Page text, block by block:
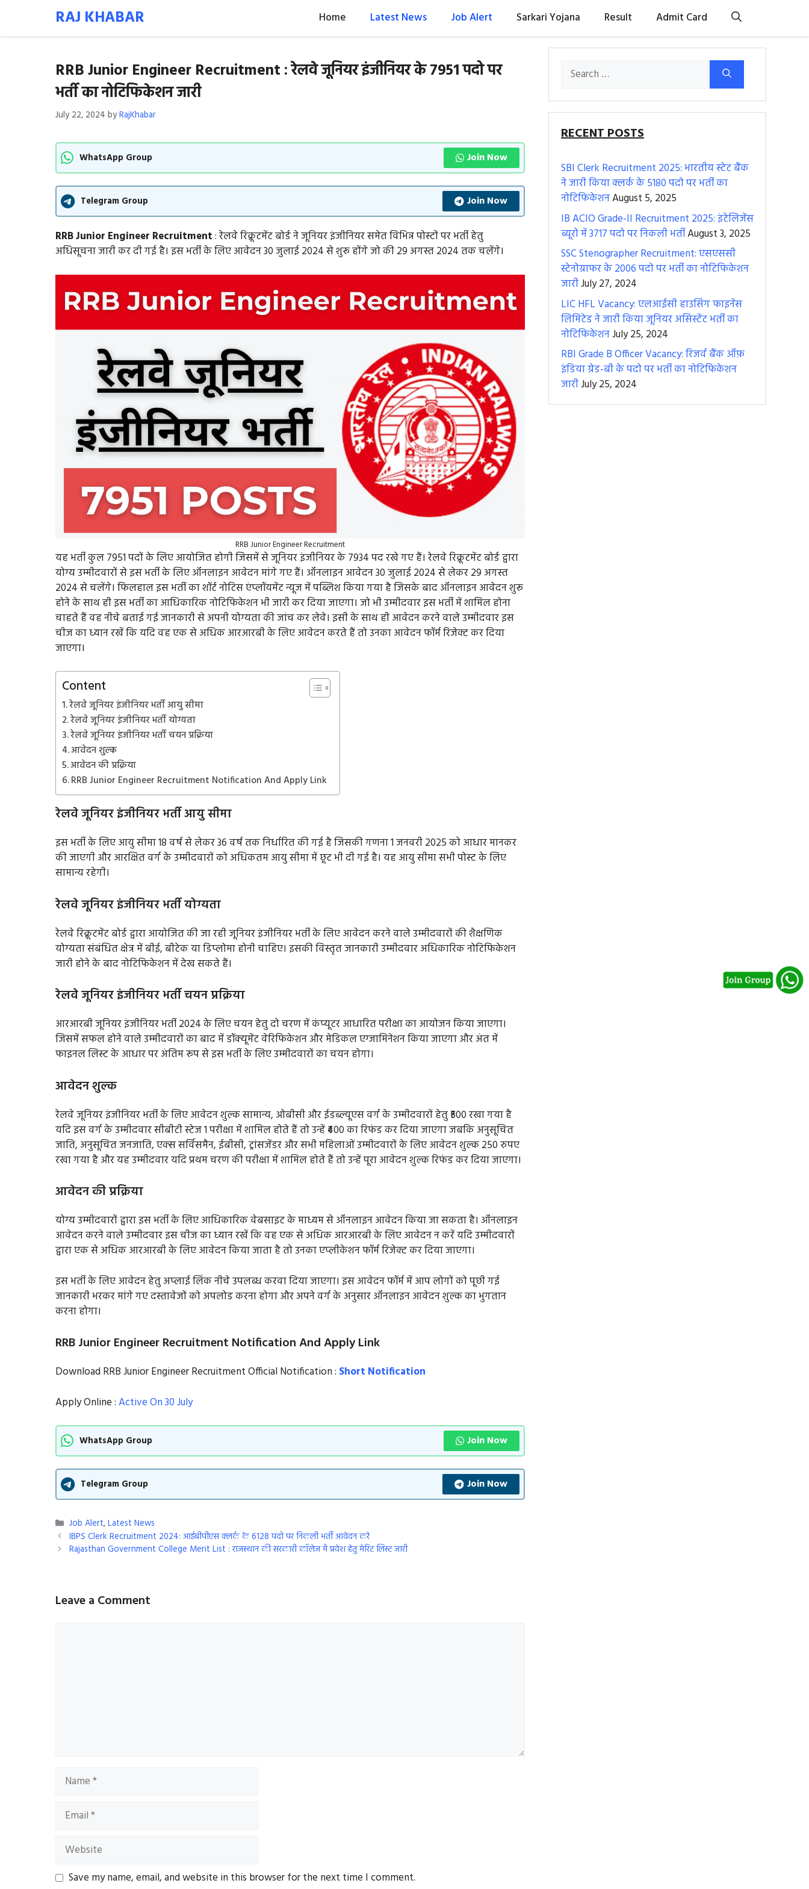
content
RAJ KHABAR Home Latest News Job Alert Sarkari Yojana Result Admit Card
RRB Junior Engineer Recruitment : रेलवे जूनियर इंजीनियर के 7951 पदो पर
भर्ती का नोटिफिकेशन जारी
July 22, 2024 byRajKhabar
WhatsApp Group Join Now
Telegram Group Join Now
RRB Junior Engineer Recruitment: रेलवे रिक्रूटमेंट बोर्ड ने जूनियर इंजीनियर समेत विभिन्न पोस्टों पर भर्ती हेतु
अधिसूचना जारी कर दी गई है। इस भर्ती के लिए आवेदन 30 जुलाई 2024 से शुरू होंगे जो की 29 अगस्त 2024 तक चलेंगे।
RRB Junior Engineer Recruitment
यह भर्ती कुल 7951 पदों के लिए आयोजित होगी जिसमें से जूनियर इंजीनियर के 7934 पद रखे गए हैं। रेलवे रिक्रूटमेंट बोर्ड द्वारा
योग्य उम्मीदवारों से इस भर्ती के लिए ऑनलाइन आवेदन मांगे गए हैं। ऑनलाइन आवेदन 30 जुलाई 2024 से लेकर 29 अगस्त
2024 से चलेंगे। फिलहाल इस भर्ती का शॉर्ट नोटिस एंप्लॉयमेंट न्यूज में पब्लिश किया गया है जिसके बाद ऑनलाइन आवेदन शुरू
होने के साथ ही इस भर्ती का आधिकारिक नोटिफिकेशन भी जारी कर दिया जाएगा। जो भी उम्मीदवार इस भर्ती में शामिल होना
चाहते हैं वह नीचे बताई गई जानकारी से अपनी योग्यता की जांच कर लेवे। इसी के साथ ही आवेदन करने वाले उम्मीदवार इस
चीज का ध्यान रखें कि यदि वह एक से अधिक आरआरबी के लिए आवेदन करते हैं तो उनका आवेदन फॉर्म रिजेक्ट कर दिया
जाएगा।
Content
रेलवे जूनियर इंजीनियर भर्ती आयु सीमा
रेलवे जूनियर इंजीनियर भर्ती योग्यता
रेलवे जूनियर इंजीनियर भर्ती चयन प्रक्रिया
आवेदन शुल्क
आवेदन की प्रक्रिया
RRB Junior Engineer Recruitment Notification And Apply Link
रेलवे जूनियर इंजीनियर भर्ती आयु सीमा
इस भर्ती के लिए आयु सीमा 18 वर्ष से लेकर 36 वर्ष तक निर्धारित की गई है जिसकी गणना 1 जनवरी 2025 को आधार मानकर
की जाएगी और आरक्षित वर्ग के उम्मीदवारों को अधिकतम आयु सीमा में छूट भी दी गई है। यह आयु सीमा सभी पोस्ट के लिए
सामान्य रहेगी।
रेलवे जूनियर इंजीनियर भर्ती योग्यता
रेलवे रिक्रूटमेंट बोर्ड द्वारा आयोजित की जा रही जूनियर इंजीनियर भर्ती के लिए आवेदन करने वाले उम्मीदवारों की शैक्षणिक
योग्यता संबंधित क्षेत्र में बीई, बीटेक या डिप्लोमा होनी चाहिए। इसकी विस्तृत जानकारी उम्मीदवार अधिकारिक नोटिफिकेशन
जारी होने के बाद नोटिफिकेशन में देख सकते हैं।
रेलवे जूनियर इंजीनियर भर्ती चयन प्रक्रिया
आरआरबी जूनियर इंजीनियर भर्ती 2024 के लिए चयन हेतु दो चरण में कंप्यूटर आधारित परीक्षा का आयोजन किया जाएगा।
जिसमें सफल होने वाले उम्मीदवारों का बाद में डॉक्यूमेंट वेरिफिकेशन और मेडिकल एग्जामिनेशन किया जाएगा और अंत में
फाइनल लिस्ट के आधार पर अंतिम रूप से इस भर्ती के लिए उम्मीदवारों का चयन होगा।
आवेदन शुल्क
रेलवे जूनियर इंजीनियर भर्ती के लिए आवेदन शुल्क सामान्य, ओबीसी और ईडब्ल्यूएस वर्ग के उम्मीदवारों हेतु ₹500 रखा गया है
यदि इस वर्ग के उम्मीदवार सीबीटी स्टेज 1 परीक्षा में शामिल होते हैं तो उन्हें ₹400 का रिफंड कर दिया जाएगा जबकि अनुसूचित
जाति, अनुसूचित जनजाति, एक्स सर्विसमैन, ईबीसी, ट्रांसजेंडर और सभी महिलाओं उम्मीदवारों के लिए आवेदन शुल्क 250 रुपए
रखा गया है और यह उम्मीदवार यदि प्रथम चरण की परीक्षा में शामिल होते हैं तो उन्हें पूरा आवेदन शुल्क रिफंड कर दिया जाएगा।
आवेदन की प्रक्रिया
योग्य उम्मीदवारों द्वारा इस भर्ती के लिए आधिकारिक वेबसाइट के माध्यम से ऑनलाइन आवेदन किया जा सकता है। ऑनलाइन
आवेदन करने वाले उम्मीदवार इस चीज का ध्यान रखें कि वह एक से अधिक आरआरबी के लिए आवेदन न करें यदि उम्मीदवारों
द्वारा एक से अधिक आरआरबी के लिए आवेदन किया जाता है तो उनका एप्लीकेशन फॉर्म रिजेक्ट कर दिया जाएगा।
इस भर्ती के लिए आवेदन हेतु अप्लाई लिंक नीचे उपलब्ध करवा दिया जाएगा। इस आवेदन फॉर्म में आप लोगों को पूछी गई
जानकारी भरकर मांगे गए दस्तावेजों को अपलोड करना होगा और अपने वर्ग के अनुसार ऑनलाइन आवेदन शुल्क का भुगतान
करना होगा।
RRB Junior Engineer Recruitment Notification And Apply Link
Download RRB Junior Engineer Recruitment Official Notification : Short Notification
Apply Online :Active On 30 July
WhatsApp Group Join Now
Telegram Group Join Now
Categories
Job Alert,Latest News
IBPS Clerk Recruitment 2024: आईबीपीएस क्लर्क के 6128 पदो पर निकली भर्ती आवेदन करे
Rajasthan Government College Merit List : राजस्थान की सरकारी कॉलेज में प्रवेश हेतु मेरिट लिस्ट जारी
Leave a Comment
Name
Email
Website
Save my name, email, and website in this browser for the next time I comment.
Search
for:
RECENT POSTS
SBI Clerk Recruitment 2025: भारतीय स्टेट बैंक
ने जारी किया क्लर्क के 5180 पदो पर भर्ती का
नोटिफिकेशनAugust 5, 2025
IB ACIO Grade-II Recruitment 2025: इंटेलिजेंस
ब्यूरो में 3717 पदो पर निकली भर्तीAugust 3, 2025
SSC Stenographer Recruitment: एसएससी
स्टेनोग्राफर के 2006 पदो पर भर्ती का नोटिफिकेशन
जारीJuly 27, 2024
LIC HFL Vacancy: एलआईसी हाउसिंग फाइनेंस
लिमिटेड ने जारी किया जूनियर असिस्टेंट भर्ती का
नोटिफिकेशनJuly 25, 2024
RBI Grade B Officer Vacancy: रिजर्व बैंक ऑफ़
इंडिया ग्रेड-बी के पदो पर भर्ती का नोटिफिकेशन
जारीJuly 25, 2024